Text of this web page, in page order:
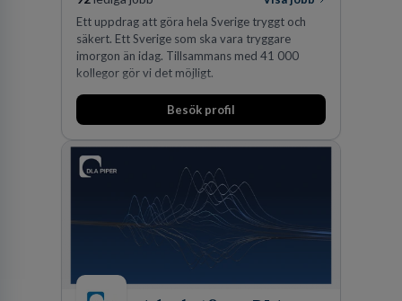
Ett uppdrag att göra hela Sverige tryggt och
säkert. Ett Sverige som ska vara tryggare
imorgon än idag. Tillsammans med 41 000
kollegor gör vi det möjligt.
Besök profil